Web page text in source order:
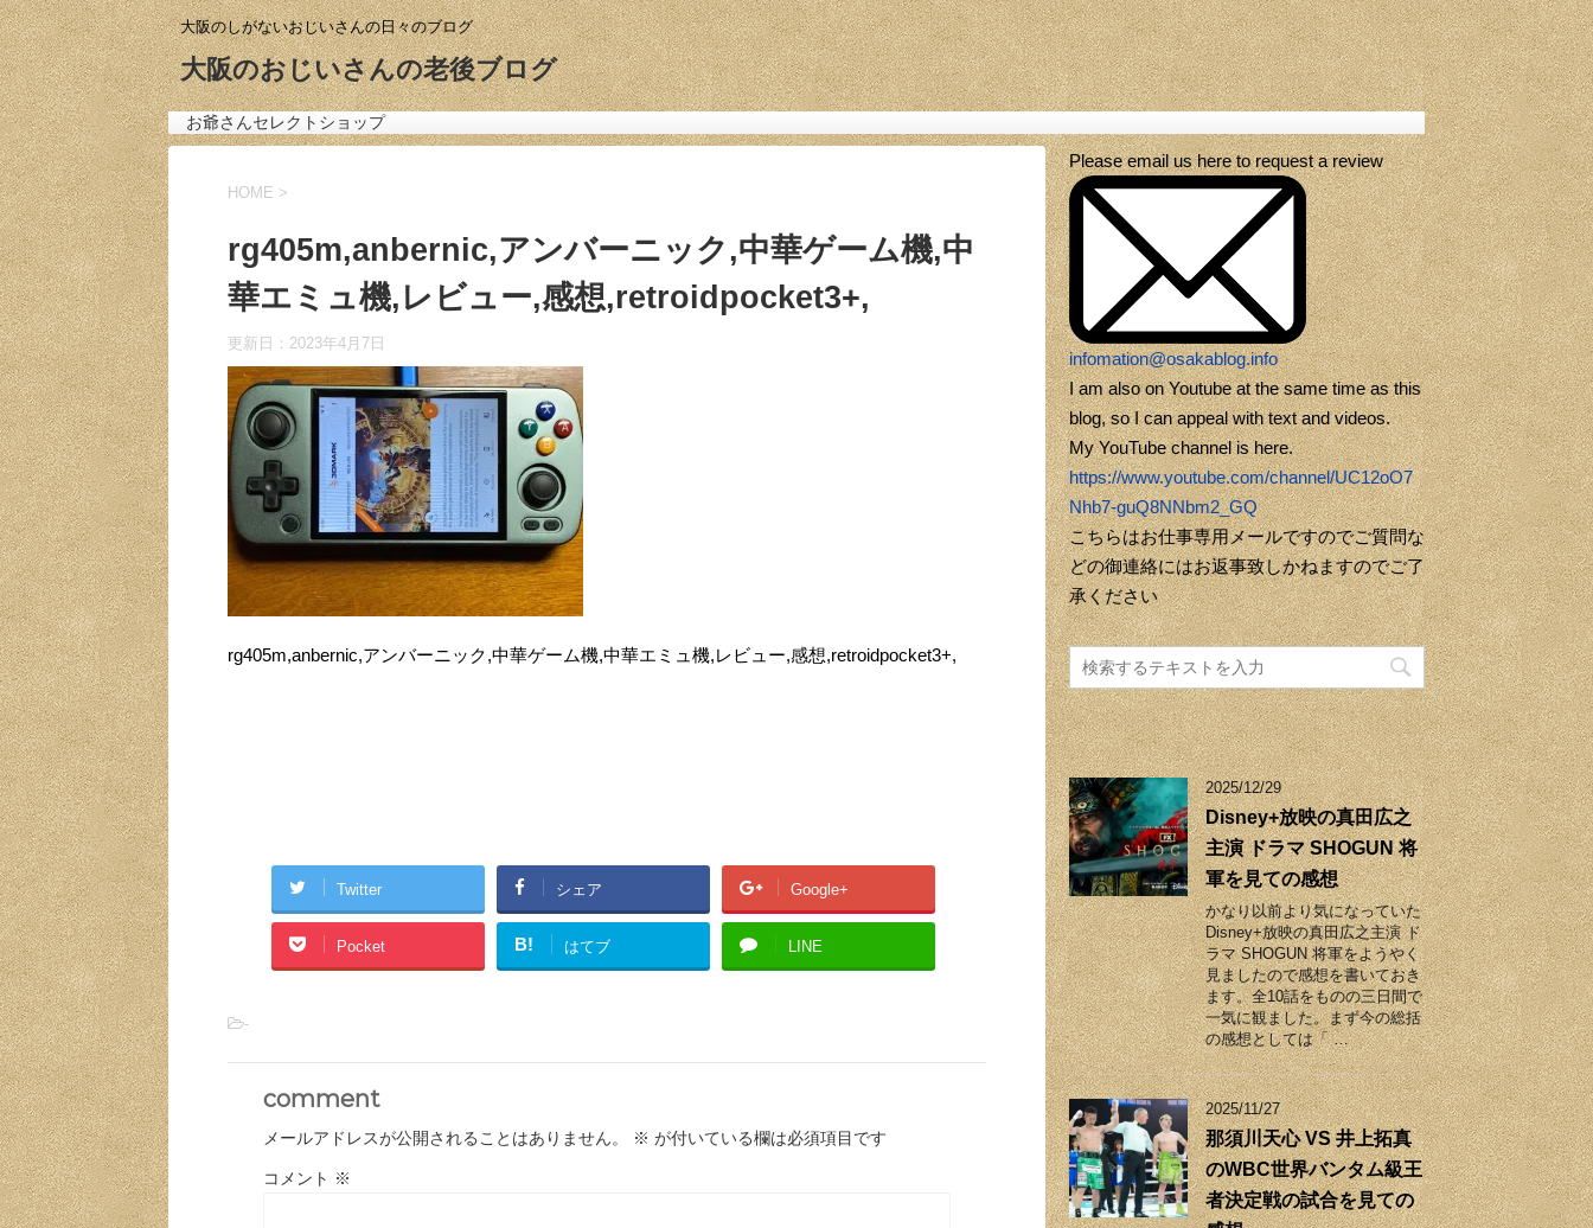
大阪のしがないおじいさんの日々のブログ
大阪のおじいさんの老後ブログ
お爺さんセレクトショップ
HOME >
rg405m,anbernic,アンバーニック,中華ゲーム機,中
華エミュ機,レビュー,感想,retroidpocket3+,
更新日： 2023年4月7日
rg405m,anbernic,アンバーニック,中華ゲーム機,中華エミュ機,レビュー,感想,retroidpocket3+,
Twitter シェア Google+
Pocket B! はてブ LINE
-
comment
メールアドレスが公開されることはありません。 ※ が付いている欄は必須項目です
コメント ※
Please email us here to request a review
infomation@osakablog.info
I am also on Youtube at the same time as this
blog, so I can appeal with text and videos.
My YouTube channel is here.
https://www.youtube.com/channel/UC12oO7
Nhb7-guQ8NNbm2_GQ
こちらはお仕事専用メールですのでご質問な
どの御連絡にはお返事致しかねますのでご了
承ください
2025/12/29
Disney+放映の真田広之
主演 ドラマ SHOGUN 将
軍を見ての感想
かなり以前より気になっていた
Disney+放映の真田広之主演 ド
ラマ SHOGUN 将軍をようやく
見ましたので感想を書いておき
ます。全10話をものの三日間で
一気に観ました。まず今の総括
の感想としては「 …
2025/11/27
那須川天心 VS 井上拓真
のWBC世界バンタム級王
者決定戦の試合を見ての